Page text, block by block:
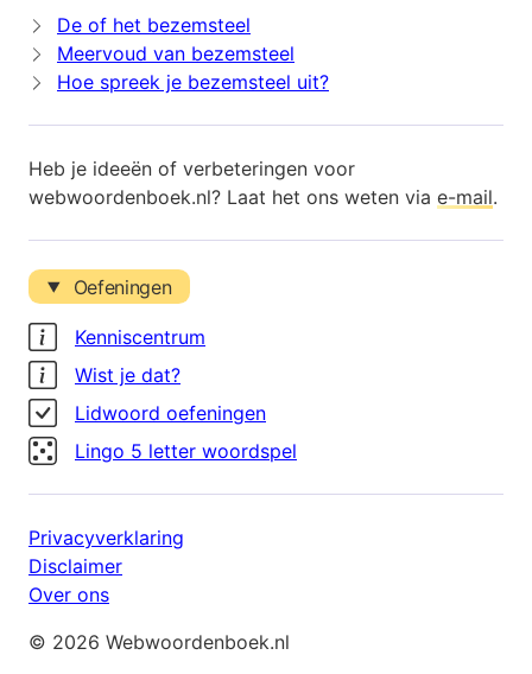
De of het bezemsteel
Meervoud van bezemsteel
Hoe spreek je bezemsteel uit?
Heb je ideeën of verbeteringen voor
webwoordenboek.nl? Laat het ons weten via e-mail.
Oefeningen
Kenniscentrum
Wist je dat?
Lidwoord oefeningen
Lingo 5 letter woordspel
Privacyverklaring
Disclaimer
Over ons
© 2026 Webwoordenboek.nl